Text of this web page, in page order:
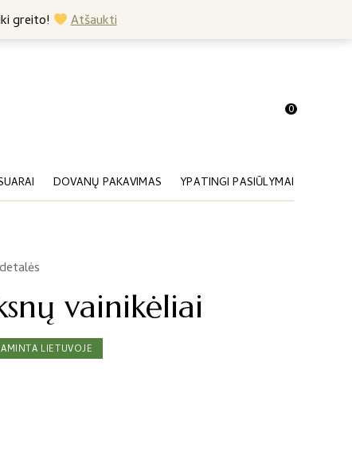
greito! Atšaukti
0
DOVANŲ PAKAVIMAS YPATINGI PASIŪLYMAI
vainikėliai
LIETUVOJE